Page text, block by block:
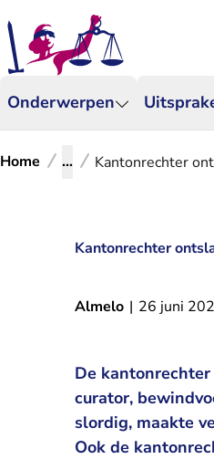
Onderwerpen
Home ... Kantonrechter
Kantonrechter
Almelo | 26 juni
De
curator,
slordig, maakte
Ook de